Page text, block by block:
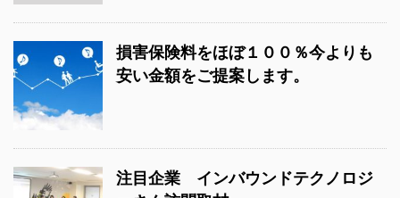
損害保険料をほぼ１００％今よりも
安い金額をご提案します。
注目企業 インバウンドテクノロジ